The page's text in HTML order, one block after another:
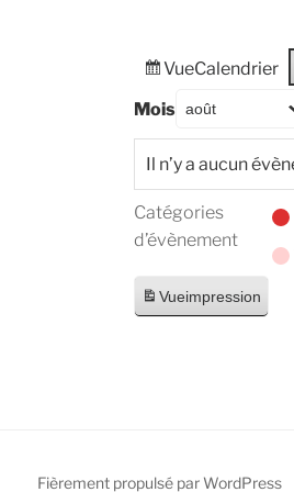
VueCalendrier
Mois
Il n’y a aucun
Catégories
d’évènement
Vueimpression
Fièrement propulsé par WordPress